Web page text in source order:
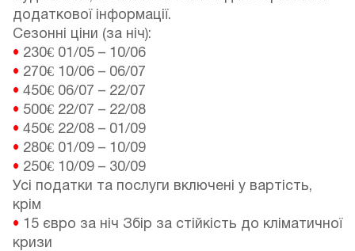
додаткової інформації.
Сезонні ціни (за ніч):
• 230€ 01/05 – 10/06
• 270€ 10/06 – 06/07
• 450€ 06/07 – 22/07
• 500€ 22/07 – 22/08
• 450€ 22/08 – 01/09
• 280€ 01/09 – 10/09
• 250€ 10/09 – 30/09
Усі податки та послуги включені у вартість,
крім
• 15 євро за ніч Збір за стійкість до кліматичної
кризи